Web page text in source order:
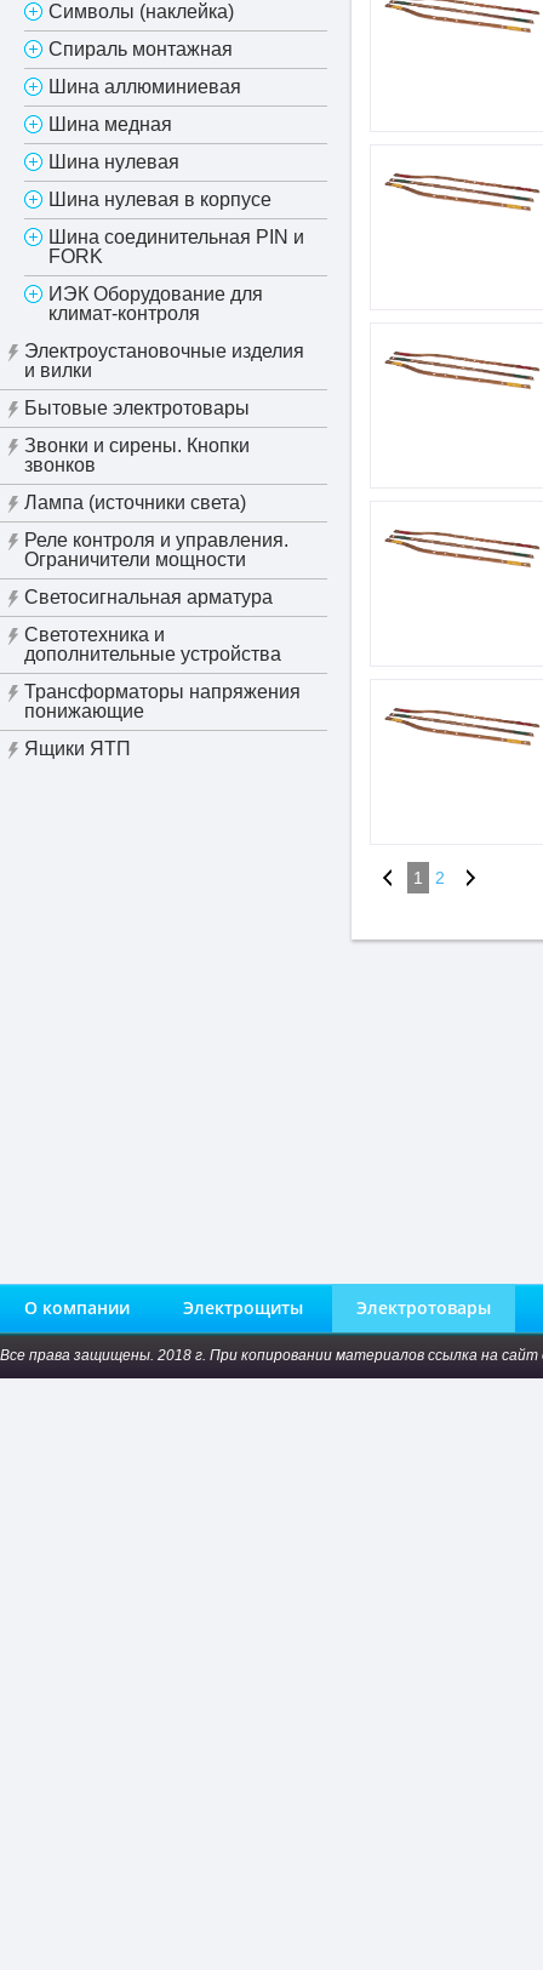
Символы (наклейка)
Спираль монтажная
Шина аллюминиевая
Шина медная
Шина нулевая
Шина нулевая в корпусе
Шина соединительная PIN и
FORK
ИЭК Оборудование для
климат-контроля
Электроустановочные изделия
и вилки
Бытовые электротовары
Звонки и сирены. Кнопки
звонков
Лампа (источники света)
Реле контроля и управления.
Ограничители мощности
Светосигнальная арматура
Светотехника и
дополнительные устройства
Трансформаторы напряжения
понижающие
Ящики ЯТП
1 2
О компании Электрощиты Электротовары
Все права защищены. 2018 г. При копировании материалов ссылка на сайт